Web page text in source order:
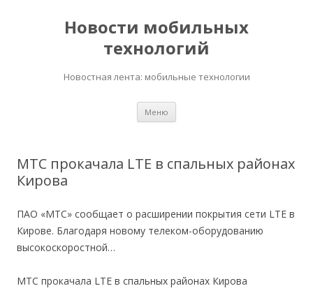
Новости мобильных
технологий
Новостная лента: мобильные технологии
Меню
МТС прокачала LTE в спальных районах
Кирова
ПАО «МТС» сообщает о расширении покрытия сети LTE в
Кирове. Благодаря новому телеком-оборудованию
высокоскоростной…
МТС прокачала LTE в спальных районах Кирова